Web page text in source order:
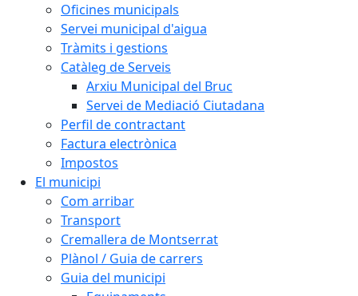
Oficines municipals
Servei municipal d'aigua
Tràmits i gestions
Catàleg de Serveis
Arxiu Municipal del Bruc
Servei de Mediació Ciutadana
Perfil de contractant
Factura electrònica
Impostos
El municipi
Com arribar
Transport
Cremallera de Montserrat
Plànol / Guia de carrers
Guia del municipi